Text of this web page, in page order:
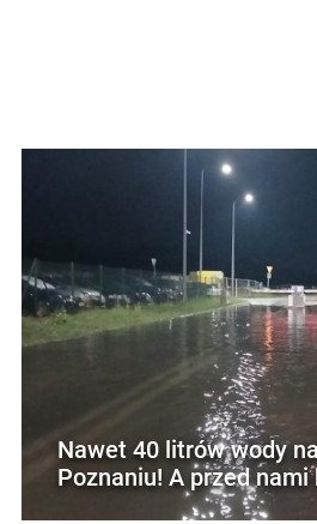
Nawet 40 litrów wody
Poznaniu! A przed